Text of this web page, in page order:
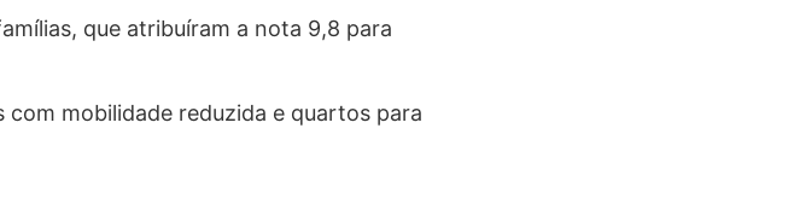
que atribuíram a nota 9,8 para
mobilidade reduzida e quartos para